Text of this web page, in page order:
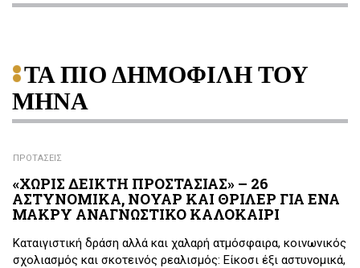
ΤΑ ΠΙΟ ΔΗΜΟΦΙΛΗ ΤΟΥ
ΜΗΝΑ
ΠΡΟΤΑΣΕΙΣ
«ΧΩΡΙΣ ΔΕΙΚΤΗ ΠΡΟΣΤΑΣΙΑΣ» – 26
ΑΣΤΥΝΟΜΙΚΑ, ΝΟΥΑΡ ΚΑΙ ΘΡΙΛΕΡ ΓΙΑ ΕΝΑ
ΜΑΚΡΥ ΑΝΑΓΝΩΣΤΙΚΟ ΚΑΛΟΚΑΙΡΙ
Καταιγιστική δράση αλλά και χαλαρή ατμόσφαιρα, κοινωνικός
σχολιασμός και σκοτεινός ρεαλισμός: Είκοσι έξι αστυνομικά,